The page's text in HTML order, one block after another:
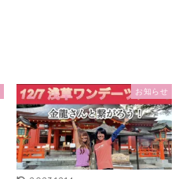
お知らせ